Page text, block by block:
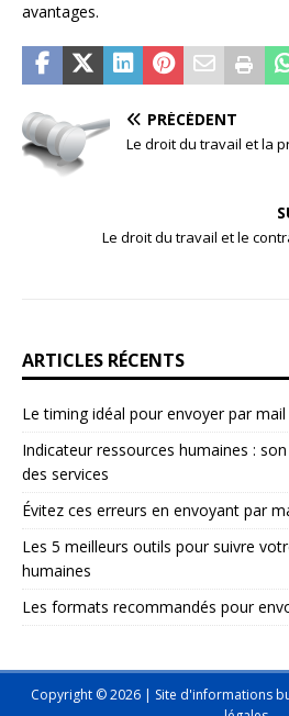
avantages.
PRÉCÉDENT
Le droit du travail et la
Le droit du travail et le
ARTICLES RÉCENTS
Le timing idéal pour envoyer par
Indicateur ressources humaines :
des services
Évitez ces erreurs en envoyant par
Les 5 meilleurs outils pour suivre
humaines
Les formats recommandés pour
Copyright © 2026 | Site d'informations